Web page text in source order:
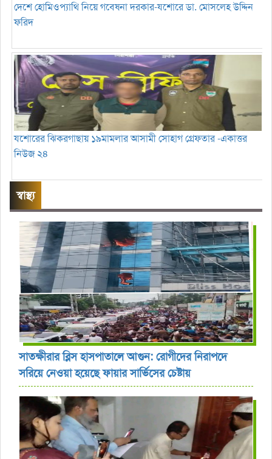
দেশে হোমিওপ্যাথি নিয়ে গবেষনা দরকার-যশোরে ডা. মোসলেহ উদ্দিন
ফরিদ
যশোরের ঝিকরগাছায় ১৯মামলার আসামী সোহাগ গ্রেফতার -একাত্তর
নিউজ ২৪
স্বাস্থ্য
সাতক্ষীরার ব্লিস হাসপাতালে আগুন: রোগীদের নিরাপদে
সরিয়ে নেওয়া হয়েছে ফায়ার সার্ভিসের চেষ্টায়